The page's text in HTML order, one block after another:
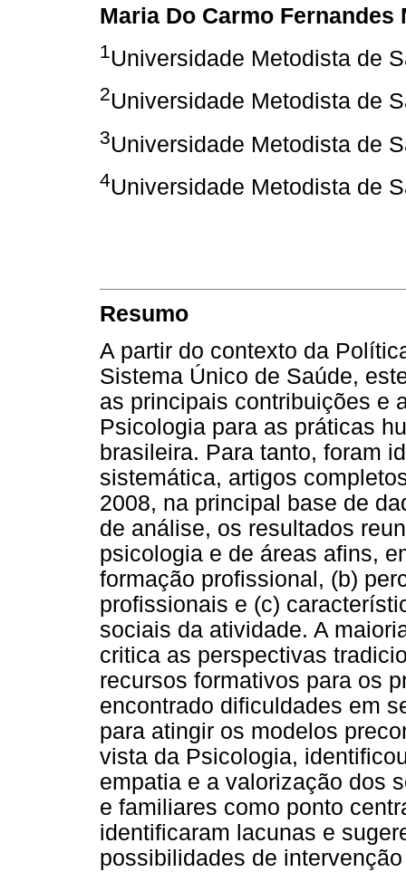
Maria Do Carmo Fernandes
1Universidade Metodista de
2Universidade Metodista de
3Universidade Metodista de
4Universidade Metodista de
Resumo
A partir do contexto da
Sistema Único de Saúde,
as principais contribuições e
Psicologia para as práticas
brasileira. Para tanto, foram
sistemática, artigos
2008, na principal base de
de análise, os resultados
psicologia e de áreas afins,
formação profissional, (b)
profissionais e (c)
sociais da atividade. A
critica as perspectivas
recursos formativos para os
encontrado dificuldades em
para atingir os modelos
vista da Psicologia,
empatia e a valorização dos
e familiares como ponto
identificaram lacunas e
possibilidades de